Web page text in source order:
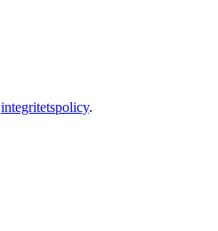
integritetspolicy.